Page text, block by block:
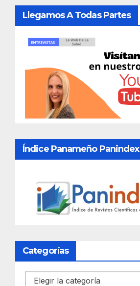
Llegamos A Todas Partes
Índice Panameño Panindex
Categorías
Categorías